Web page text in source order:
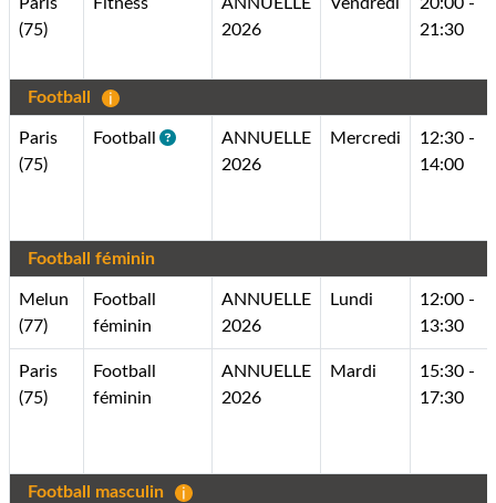
(75)
2026
21:30
Football
Paris
(75)
Football
ANNUELLE
2026
Mercredi
12:30 -
14:00
Football féminin
Melun
(77)
Football
féminin
ANNUELLE
2026
Lundi
12:00 -
13:30
Paris
(75)
Football
féminin
ANNUELLE
2026
Mardi
15:30 -
17:30
Football masculin